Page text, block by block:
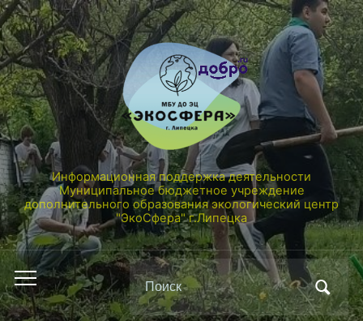
Информационная поддержка деятельности
Муниципальное бюджетное учреждение
дополнительного образования экологический центр
"ЭкоСфера" г.Липецка
Переключить
мобильное
Поиск
по: